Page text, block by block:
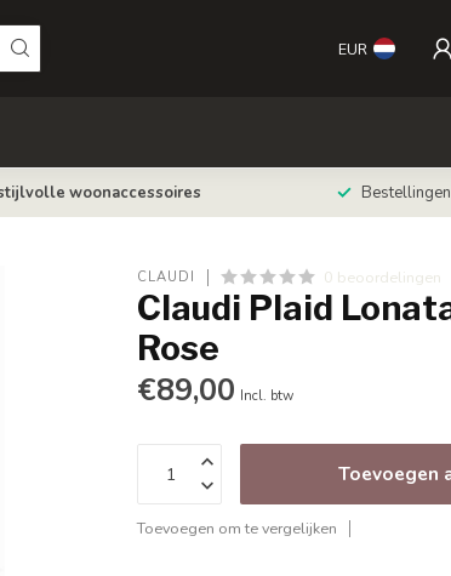
EUR
woonaccessoires
CLAUDI 0 beoordelingen
Claudi Plaid
Rose
€89,00 Incl. btw
Toevoegen
Toevoegen om te vergelijken